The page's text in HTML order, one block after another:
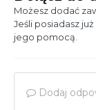
Możesz dodać
Jeśli posiadasz
jego pomocą.
Dodaj